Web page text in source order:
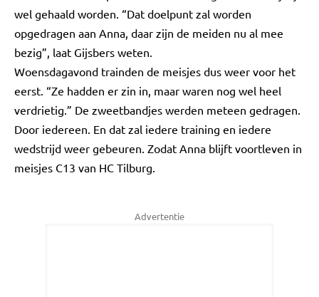
wel gehaald worden. “Dat doelpunt zal worden
opgedragen aan Anna, daar zijn de meiden nu al mee
bezig”, laat Gijsbers weten.
Woensdagavond trainden de meisjes dus weer voor het
eerst. “Ze hadden er zin in, maar waren nog wel heel
verdrietig.” De zweetbandjes werden meteen gedragen.
Door iedereen. En dat zal iedere training en iedere
wedstrijd weer gebeuren. Zodat Anna blijft voortleven in
meisjes C13 van HC Tilburg.
Advertentie